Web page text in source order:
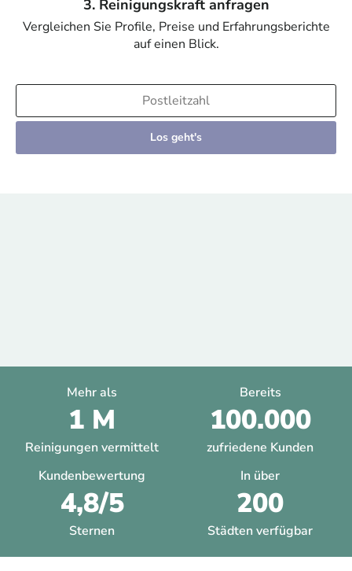
3. Reinigungskraft anfragen
Vergleichen Sie Profile, Preise und Erfahrungsberichte
auf einen Blick.
Los geht's
Mehr als
1 M
Reinigungen vermittelt
Bereits
100.000
zufriedene Kunden
Kundenbewertung
4,8/5
Sternen
In über
200
Städten verfügbar